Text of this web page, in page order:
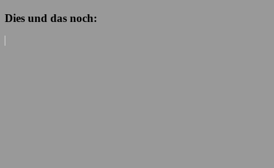
Dies und das noch: